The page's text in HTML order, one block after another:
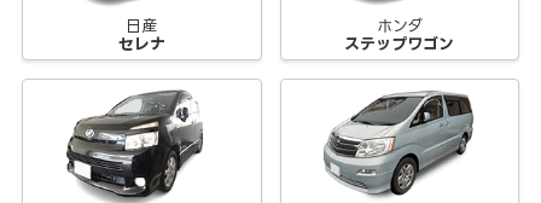
日産
セレナ
ホンダ
ステップワゴン